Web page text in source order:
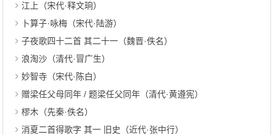
江上（宋代·释文珦）
卜算子·咏梅（宋代·陆游）
子夜歌四十二首 其二十一（魏晋·佚名）
浪淘沙（清代·冒广生）
妙智寺（宋代·陈白）
赠梁任父母同年 / 题梁任父同年（清代·黄遵宪）
樛木（先秦·佚名）
消夏二首得歌字 其一 旧史（近代·张中行）